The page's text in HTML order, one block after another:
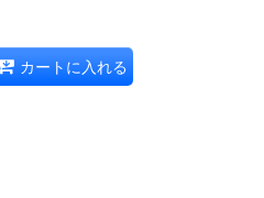
カートに入れる